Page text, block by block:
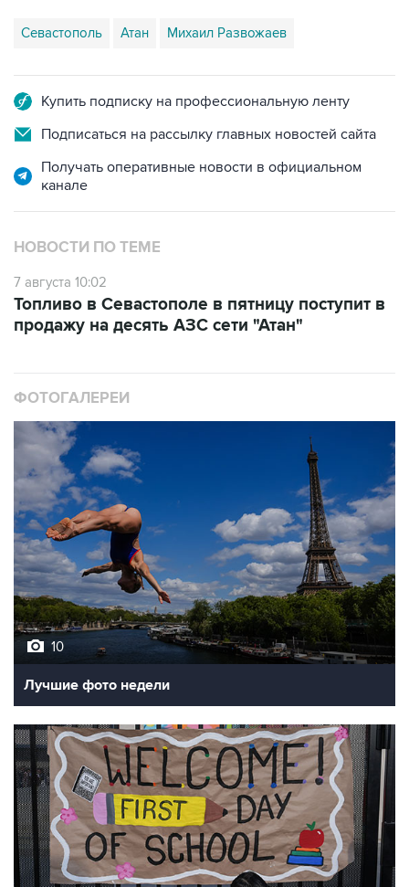
Подписаться на рассылку главных новостей сайта
Получать оперативные новости в официальном
НОВОСТИ ПО ТЕМЕ
7 августа 10:02
продажу на десять АЗС сети "Атан"
10
Лучшие фото недели